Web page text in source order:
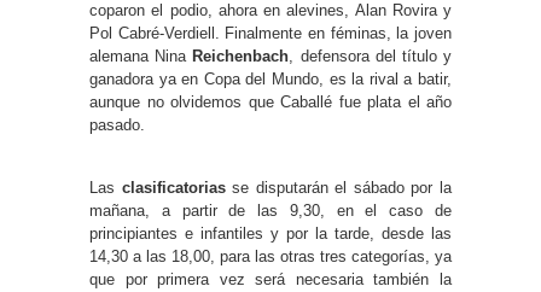
coparon el podio, ahora en alevines, Alan Rovira y
Pol Cabré-Verdiell. Finalmente en féminas, la joven
alemana Nina Reichenbach, defensora del título y
ganadora ya en Copa del Mundo, es la rival a batir,
aunque no olvidemos que Caballé fue plata el año
pasado.
Las clasificatoriasse disputarán el sábado por la
mañana, a partir de las 9,30, en el caso de
principiantes e infantiles y por la tarde, desde las
14,30 a las 18,00, para las otras tres categorías, ya
que por primera vez será necesaria también la